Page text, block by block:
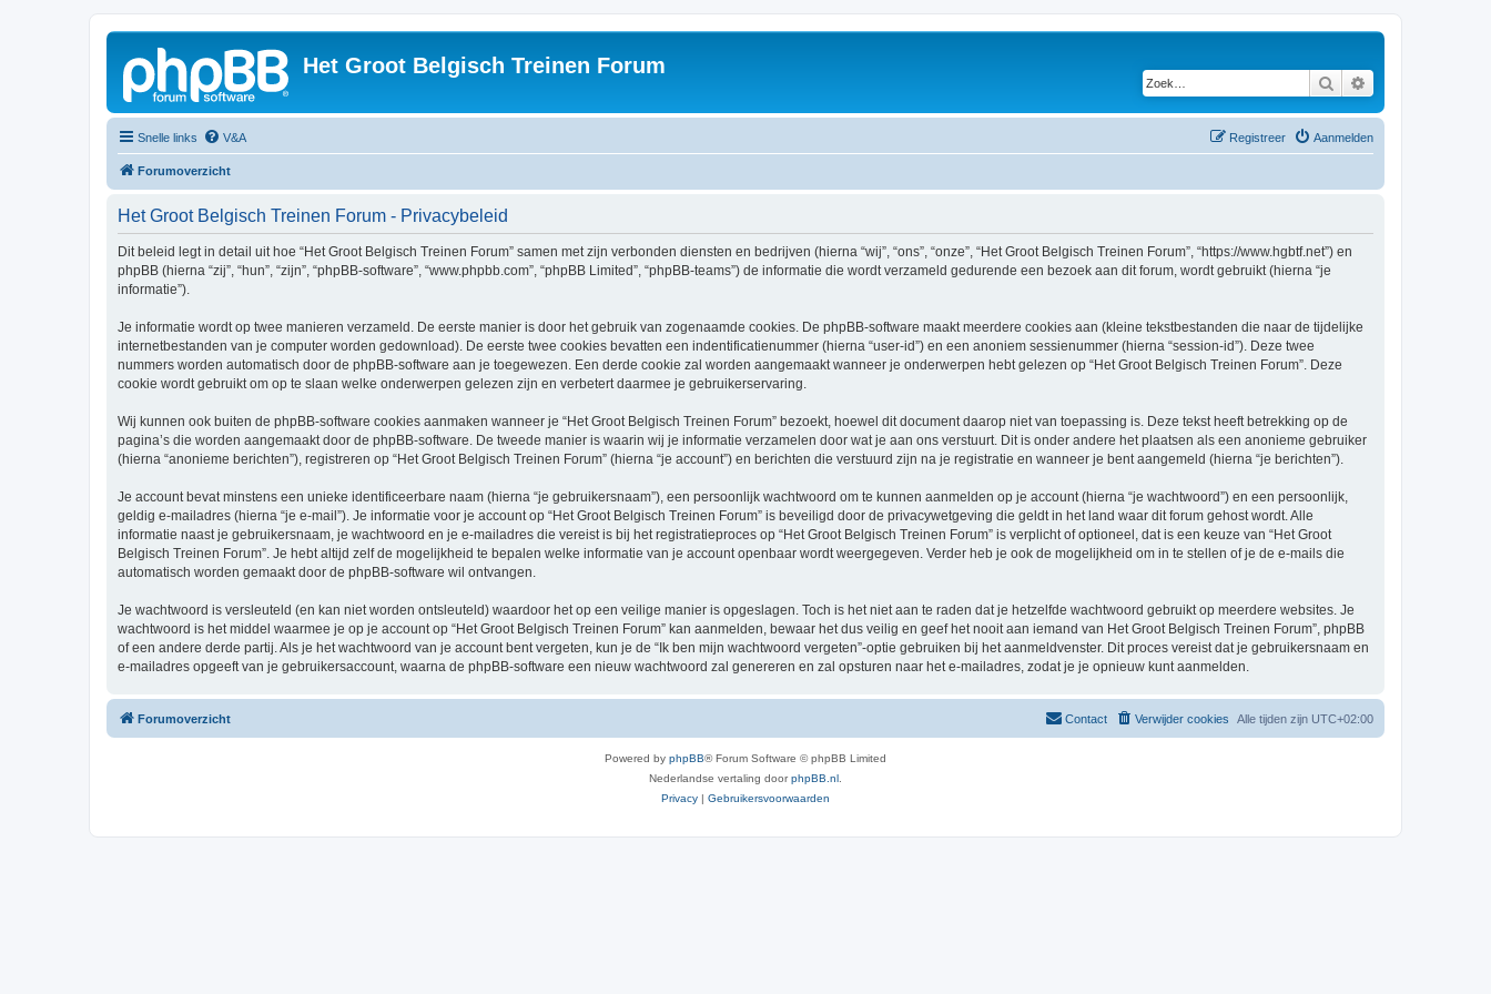
Het Groot Belgisch Treinen Forum
Zoek
Snelle links V&A Aanmelden
Registreer
Forumoverzicht
Het Groot Belgisch Treinen Forum - Privacybeleid
Dit beleid legt in detail uit hoe “Het Groot Belgisch Treinen Forum” samen met zijn verbonden diensten en bedrijven (hierna “wij”, “ons”, “onze”, “Het Groot Belgisch Treinen Forum”, “https://www.hgbtf.net”) en
phpBB (hierna “zij”, “hun”, “zijn”, “phpBB-software”, “www.phpbb.com”, “phpBB Limited”, “phpBB-teams”) de informatie die wordt verzameld gedurende een bezoek aan dit forum, wordt gebruikt (hierna “je
informatie”).
Je informatie wordt op twee manieren verzameld. De eerste manier is door het gebruik van zogenaamde cookies. De phpBB-software maakt meerdere cookies aan (kleine tekstbestanden die naar de tijdelijke
internetbestanden van je computer worden gedownload). De eerste twee cookies bevatten een indentificatienummer (hierna “user-id”) en een anoniem sessienummer (hierna “session-id”). Deze twee
nummers worden automatisch door de phpBB-software aan je toegewezen. Een derde cookie zal worden aangemaakt wanneer je onderwerpen hebt gelezen op “Het Groot Belgisch Treinen Forum”. Deze
cookie wordt gebruikt om op te slaan welke onderwerpen gelezen zijn en verbetert daarmee je gebruikerservaring.
Wij kunnen ook buiten de phpBB-software cookies aanmaken wanneer je “Het Groot Belgisch Treinen Forum” bezoekt, hoewel dit document daarop niet van toepassing is. Deze tekst heeft betrekking op de
pagina’s die worden aangemaakt door de phpBB-software. De tweede manier is waarin wij je informatie verzamelen door wat je aan ons verstuurt. Dit is onder andere het plaatsen als een anonieme gebruiker
(hierna “anonieme berichten”), registreren op “Het Groot Belgisch Treinen Forum” (hierna “je account”) en berichten die verstuurd zijn na je registratie en wanneer je bent aangemeld (hierna “je berichten”).
Je account bevat minstens een unieke identificeerbare naam (hierna “je gebruikersnaam”), een persoonlijk wachtwoord om te kunnen aanmelden op je account (hierna “je wachtwoord”) en een persoonlijk,
geldig e-mailadres (hierna “je e-mail”). Je informatie voor je account op “Het Groot Belgisch Treinen Forum” is beveiligd door de privacywetgeving die geldt in het land waar dit forum gehost wordt. Alle
informatie naast je gebruikersnaam, je wachtwoord en je e-mailadres die vereist is bij het registratieproces op “Het Groot Belgisch Treinen Forum” is verplicht of optioneel, dat is een keuze van “Het Groot
Belgisch Treinen Forum”. Je hebt altijd zelf de mogelijkheid te bepalen welke informatie van je account openbaar wordt weergegeven. Verder heb je ook de mogelijkheid om in te stellen of je de e-mails die
automatisch worden gemaakt door de phpBB-software wil ontvangen.
Je wachtwoord is versleuteld (en kan niet worden ontsleuteld) waardoor het op een veilige manier is opgeslagen. Toch is het niet aan te raden dat je hetzelfde wachtwoord gebruikt op meerdere websites. Je
wachtwoord is het middel waarmee je op je account op “Het Groot Belgisch Treinen Forum” kan aanmelden, bewaar het dus veilig en geef het nooit aan iemand van Het Groot Belgisch Treinen Forum”, phpBB
of een andere derde partij. Als je het wachtwoord van je account bent vergeten, kun je de “Ik ben mijn wachtwoord vergeten”-optie gebruiken bij het aanmeldvenster. Dit proces vereist dat je gebruikersnaam en
e-mailadres opgeeft van je gebruikersaccount, waarna de phpBB-software een nieuw wachtwoord zal genereren en zal opsturen naar het e-mailadres, zodat je je opnieuw kunt aanmelden.
Forumoverzicht Alle tijden zijn UTC+02:00
Verwijder cookies
Contact
Powered by phpBB® Forum Software © phpBB Limited
Nederlandse vertaling doorphpBB.nl
Privacy | Gebruikersvoorwaarden